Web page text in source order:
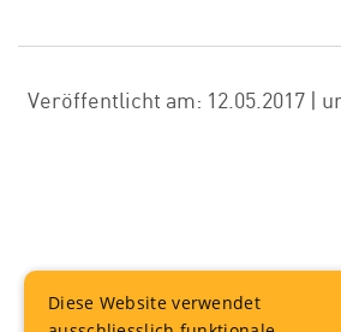
Veröffentlicht am: 12.05.2017 |
Diese Website verwendet